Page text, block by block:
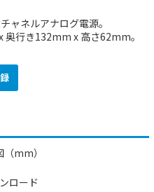
ャネルアナログ電源。
奥行き132mm x 高さ62mm。
mm）
ロード